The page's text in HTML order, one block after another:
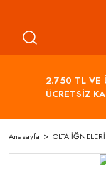
2.750 TL VE
ÜCRETSİZ
Anasayfa OLTA İĞNELERİ